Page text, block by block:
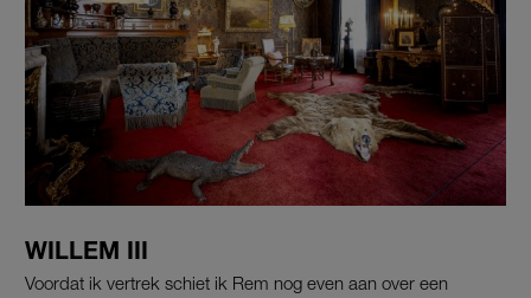
WILLEM III
Voordat ik vertrek schiet ik Rem nog even aan over een